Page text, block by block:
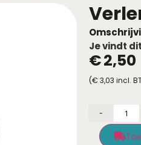
Je vindt
€2,50
(€ 3,03 incl.
-